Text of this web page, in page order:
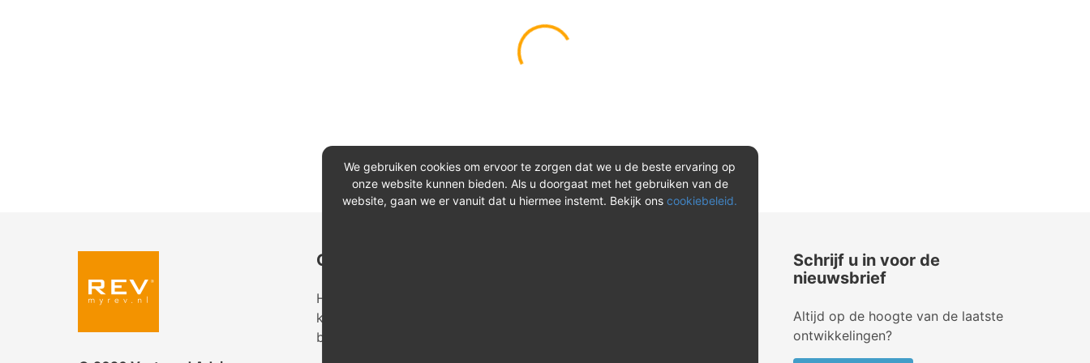
Contact
Heeft u vragen? Neem tijdens
kantooruren contact met ons op of
bekijk onze instructievideo's.
Schrijf u in voor de
nieuwsbrief
Altijd op de hoogte van de laatste
ontwikkelingen?
We gebruiken cookies om ervoor te zorgen dat we u de beste ervaring op
onze website kunnen bieden. Als u doorgaat met het gebruiken van de
website, gaan we er vanuit dat u hiermee instemt. Bekijk ons cookiebeleid.